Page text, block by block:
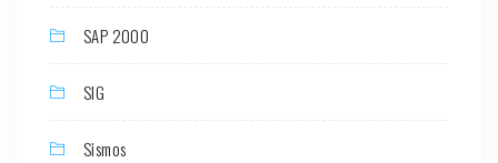
SAP 2000
SIG
Sismos